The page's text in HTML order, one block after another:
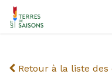
Se rendre au contenu
Retour à la liste des